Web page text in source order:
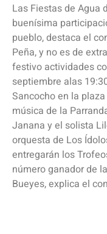
Las Fiestas de Agua
buenísima
pueblo, destaca el
Peña, y no es de
festivo actividades
septiembre alas
Sancocho en la
música de la
Janana y el solista
orquesta de Los
entregarán los
número ganador de
Bueyes, explica el